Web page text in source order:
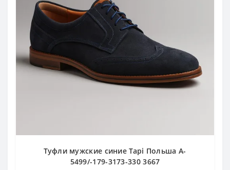
Туфли мужские синие Tapi Польша A-
5499/-179-3173-330 3667